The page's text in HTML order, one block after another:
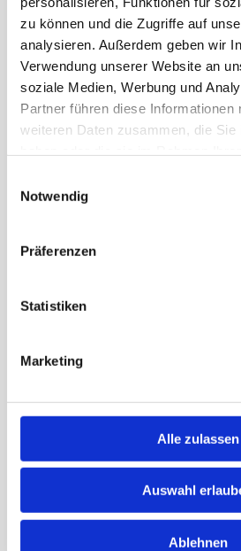
zu können und die Zugriffe auf
analysieren. Außerdem geben wir
Verwendung unserer Website an
soziale Medien, Werbung und
Partner führen diese Informationen
weiteren Daten zusammen, die Sie
Notwendig
Präferenzen
Statistiken
Marketing
Alle zulassen
Auswahl
Ablehnen
Zur Überprüfung:
Unsere neuen
Schüler können ab
August unter dem
Link ihren
checken: Check
Anmeldestatus
Sie erhalten dort
Berufsschule
Ausbildung